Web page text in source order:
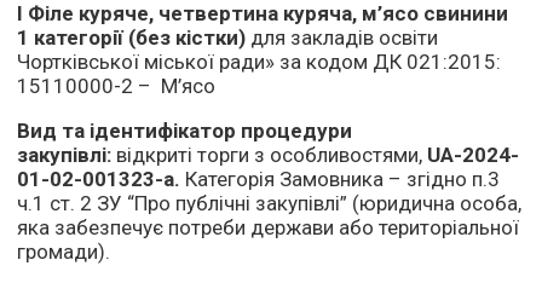
I Філе куряче, четвертина куряча, м’ясо свинини
1 категорії (без кістки) для закладів освіти
Чортківської міської ради» за кодом ДК 021:2015:
15110000-2 – М’ясо
Вид та ідентифікатор процедури
закупівлі: відкриті торги з особливостями, UA-2024-
01-02-001323-а. Категорія Замовника – згідно п.3
ч.1 ст. 2 ЗУ “Про публічні закупівлі” (юридична особа,
яка забезпечує потреби держави або територіальної
громади).